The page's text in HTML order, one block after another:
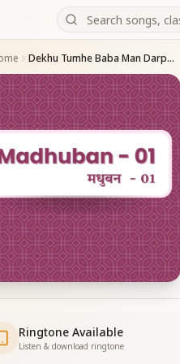
Dekhu Tumhe Baba Man Darpan Mein
Ringtone Available
Listen & download ringtone